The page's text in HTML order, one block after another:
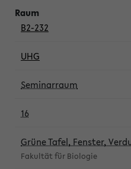
B2-232
UHG
Seminarraum
16
Grüne Tafel, Fenster,
Fakultät für Biologie